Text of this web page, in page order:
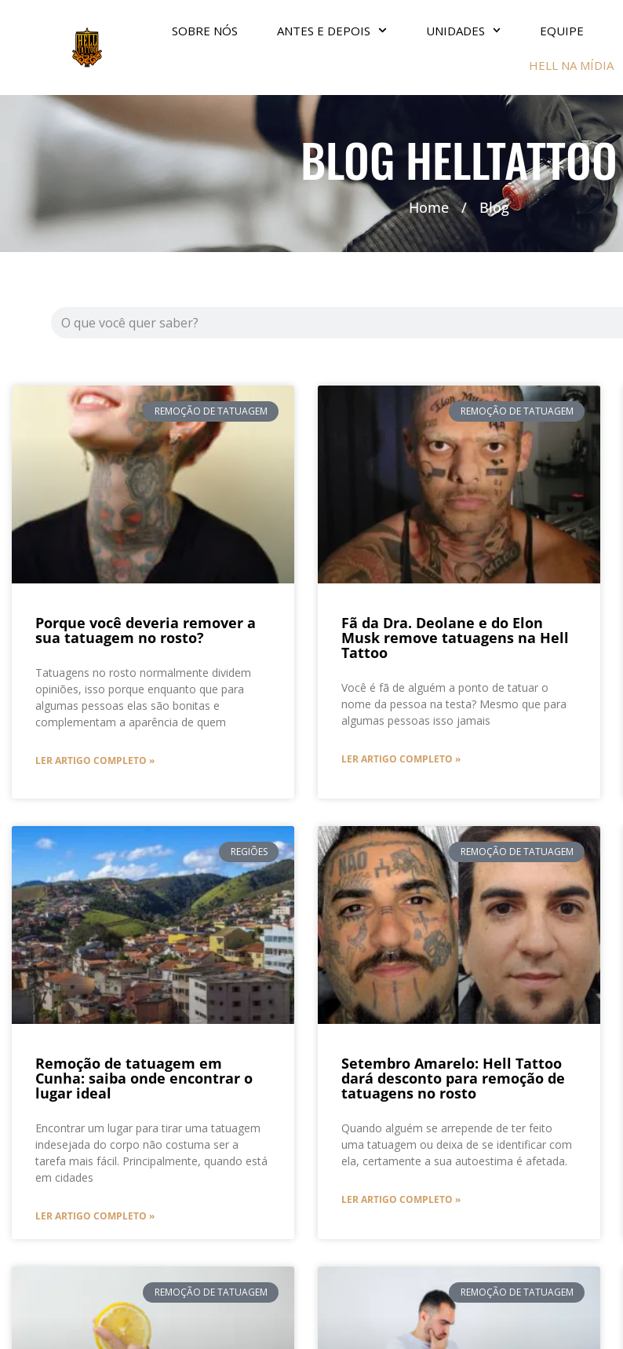
SOBRE NÓS ANTES E DEPOIS UNIDADES EQUIPE
HELL NA MÍDIA
BLOG HELLTATTOO
Home / Blog
REMOÇÃO DE TATUAGEM
Porque você deveria remover a
sua tatuagem no rosto?
Tatuagens no rosto normalmente dividem
opiniões, isso porque enquanto que para
algumas pessoas elas são bonitas e
complementam a aparência de quem
LER ARTIGO COMPLETO »
REMOÇÃO DE TATUAGEM
Fã da Dra. Deolane e do Elon
Musk remove tatuagens na Hell
Tattoo
Você é fã de alguém a ponto de tatuar o
nome da pessoa na testa? Mesmo que para
algumas pessoas isso jamais
LER ARTIGO COMPLETO »
REGIÕES
Remoção de tatuagem em
Cunha: saiba onde encontrar o
lugar ideal
Encontrar um lugar para tirar uma tatuagem
indesejada do corpo não costuma ser a
tarefa mais fácil. Principalmente, quando está
em cidades
LER ARTIGO COMPLETO »
REMOÇÃO DE TATUAGEM
Setembro Amarelo: Hell Tattoo
dará desconto para remoção de
tatuagens no rosto
Quando alguém se arrepende de ter feito
uma tatuagem ou deixa de se identificar com
ela, certamente a sua autoestima é afetada.
LER ARTIGO COMPLETO »
REMOÇÃO DE TATUAGEM REMOÇÃO DE TATUAGEM